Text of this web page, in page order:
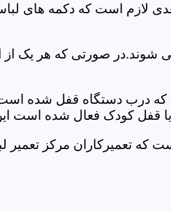
لازم است که دکمه های
شوند.در صورتی که هر یک
که درب دستگاه قفل شده
قفل کودک فعال شده است
که تعمیرکاران مرکز